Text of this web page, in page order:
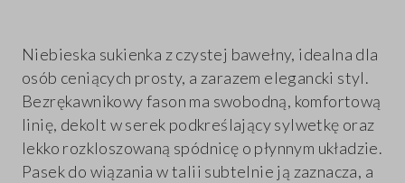
Niebieska sukienka z czystej bawełny, idealna dla
osób ceniących prosty, a zarazem elegancki styl.
Bezrękawnikowy fason ma swobodną, komfortową
linię, dekolt w serek podkreślający sylwetkę oraz
lekko rozkloszowaną spódnicę o płynnym układzie.
Pasek do wiązania w talii subtelnie ją zaznacza, a